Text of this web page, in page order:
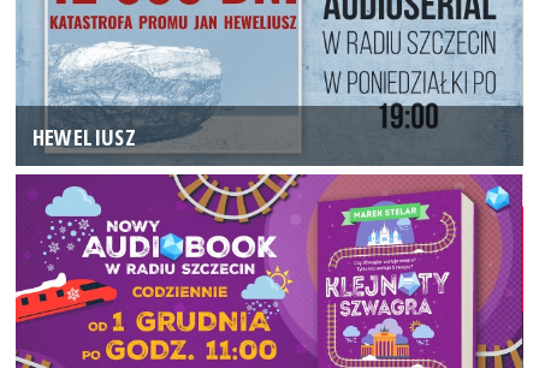
HEWELIUSZ